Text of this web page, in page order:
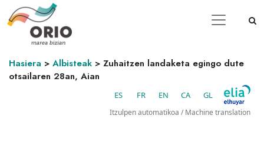
Hasiera > Albisteak > Zuhaitzen landaketa egingo dute
otsailaren 28an, Aian
ES FR EN CA GL
Itzulpen automatikoa / Machine translation